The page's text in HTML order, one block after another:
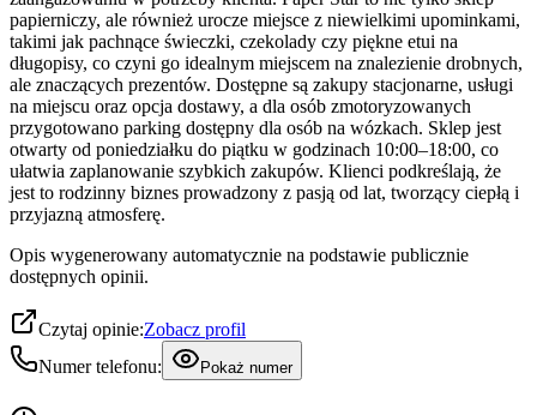
papierniczy, ale również urocze miejsce z niewielkimi upominkami,
takimi jak pachnące świeczki, czekolady czy piękne etui na
długopisy, co czyni go idealnym miejscem na znalezienie drobnych,
ale znaczących prezentów. Dostępne są zakupy stacjonarne, usługi
na miejscu oraz opcja dostawy, a dla osób zmotoryzowanych
przygotowano parking dostępny dla osób na wózkach. Sklep jest
otwarty od poniedziałku do piątku w godzinach 10:00–18:00, co
ułatwia zaplanowanie szybkich zakupów. Klienci podkreślają, że
jest to rodzinny biznes prowadzony z pasją od lat, tworzący ciepłą i
przyjazną atmosferę.
Opis wygenerowany automatycznie na podstawie publicznie
dostępnych opinii.
Czytaj opinie:Zobacz profil
Numer telefonu:
Pokaż numer